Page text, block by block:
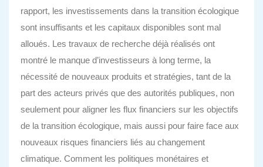
rapport, les investissements dans la transition écologique
sont insuffisants et les capitaux disponibles sont mal
alloués. Les travaux de recherche déjà réalisés ont
montré le manque d’investisseurs à long terme, la
nécessité de nouveaux produits et stratégies, tant de la
part des acteurs privés que des autorités publiques, non
seulement pour aligner les flux financiers sur les objectifs
de la transition écologique, mais aussi pour faire face aux
nouveaux risques financiers liés au changement
climatique. Comment les politiques monétaires et